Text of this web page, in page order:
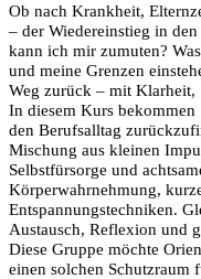
Ob nach Krankheit,
– der Wiedereinstieg in
kann ich mir zumuten?
und meine Grenzen
Weg zurück – mit Klarheit,
In diesem Kurs
den Berufsalltag
Mischung aus kleinen
Selbstfürsorge und
Körperwahrnehmung,
Entspannungstechniken.
Austausch, Reflexion und
Diese Gruppe möchte
einen solchen Schutzraum